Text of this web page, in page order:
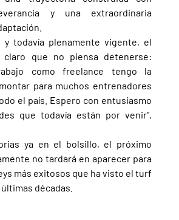
y una extraordinaria
todavía plenamente vigente, el
claro que no piensa detenerse:
como freelance tengo la
para muchos entrenadores
el país. Espero con entusiasmo
que todavía están por venir",
ya en el bolsillo, el próximo
no tardará en aparecer para
más exitosos que ha visto el turf
décadas.